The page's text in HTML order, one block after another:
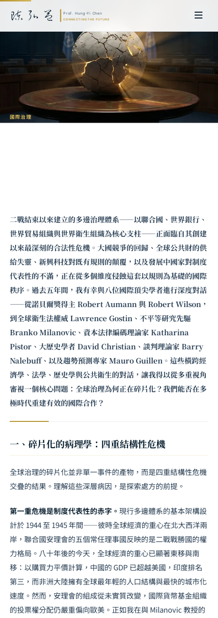
國際治理
二戰結束以來建立的多邊治理體系——以聯合國、世界銀行、
世界貿易組織與世界衛生組織為核心支柱——正面臨自其創建
以來最深刻的合法性危機。大國競爭的回歸、全球公共財的供
給失靈、新興科技對既有規則的顛覆，以及發展中國家對制度
代表性的不滿，正在從多個維度侵蝕這套以規則為基礎的國際
秩序。過去五年間，我有幸與八位國際頂尖學者進行深度對話
——從諾貝爾獎得主 Robert Aumann 與Robert Wilson ，
到全球衛生法權威Lawrence Gostin 、不平等研究先驅
Branko Milanovic 、資本法律編碼理論家 Katharina
Pistor、大歷史學者 David Christian、談判理論家 Barry
Nalebuff、以及趨勢預測專家 Mauro Guillen。這些橫跨經
濟學、法學、歷史學與公共衛生的對話，讓我得以從多重視角
審視一個核心問題：全球治理為何正在碎片化？我們能否在多
極時代重建有效的國際合作？
一、碎片化的病理學：四重結構性危機
全球治理的碎片化並非單一事件的產物，而是四重結構性危機
交疊的結果。理解這些深層病因，是探索處方的前提。
第一重危機是制度代表性的赤字。 現行多邊體系的基本架構設
計於 1944 至 1945 年間——彼時全球經濟的重心在北大西洋兩
岸，聯合國安理會的五個常任理事國反映的是二戰戰勝國的權
力格局。八十年後的今天，全球經濟的重心已顯著東移與南
移：以購買力平價計算，中國的 GDP 已超越美國，印度排名
第三，而非洲大陸擁有全球最年輕的人口結構與最快的城市化
速度。然而，安理會的組成從未實質改變，國際貨幣基金組織
的投票權分配仍嚴重偏向歐美。正如我在與 Milanovic 教授的